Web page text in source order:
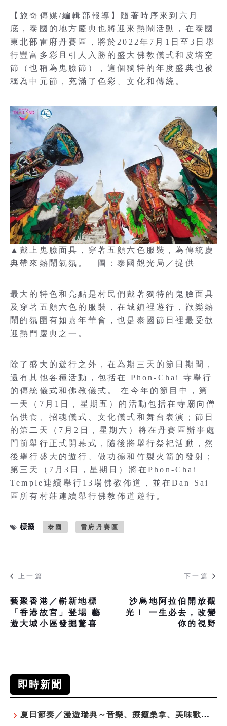
【旅奇傳媒/編輯部報導】隨著時序來到六月
底，泰國的地方慶典也將迎來熱鬧活動，在泰國
東北部雷府丹賽區，將於2022年7月1日至3日舉
行豐富多彩且引人入勝的盛大佛教儀式和皮塔空
節（也稱為鬼臉節），這個獨特的年度盛典也被
稱為中元節，充滿了色彩、文化和傳統。
▲戴上鬼臉面具，穿著五顏六色服裝，為傳統慶
典帶來熱鬧氣氛。 圖：泰國觀光局／提供
最大的特色和亮點是村民們戴著獨特的鬼臉面具
及穿著五顏六色的服裝，在城鎮裡遊行，歡樂熱
鬧的氛圍有如嘉年華會，也是泰國節日裡最受歡
迎熱門慶典之一。
除了盛大的遊行之外，在為期三天的節日期間，
還有其他各種活動，包括在 Phon-Chai 寺舉行
的傳統儀式和佛教儀式。 在今年的節目中，第
一天（7月1日，星期五）的活動包括在寺廟向僧
侶供食、招魂儀式、文化儀式和舞台表演；節日
的第二天（7月2日，星期六）將在丹賽區辦事處
門前舉行正式開幕式，隨後將舉行祭祀活動，然
後舉行盛大的遊行、做功德和竹製火箭的發射；
第三天（7月3日，星期日）將在Phon-Chai
Temple連續舉行13場佛教佈道，並在Dan Sai
區所有村莊連續舉行佛教佈道遊行。
標籤 泰國 雷府丹賽區
上一篇
藝聚香港／嶄新地標
「香港故宮」登場 藝
遊大城小區發掘驚喜
下一篇
沙烏地阿拉伯開放觀
光！ 一生必去，改變
你的視野
即時新聞
夏日節奏／漫遊瑞典～音樂、療癒桑拿、美味歡樂螯蝦節